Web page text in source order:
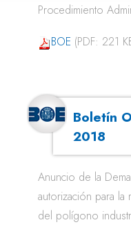
Procedimiento
BOE (PDF: 221
Boletín
2018
Anuncio de la
autorización para
del polígono